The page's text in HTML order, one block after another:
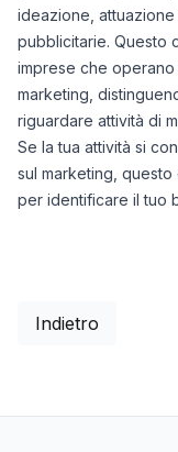
ideazione,
pubblicitarie. Questo
imprese che
marketing,
riguardare attività di
Se la tua attività si
sul marketing,
per identificare il tuo
Indietro